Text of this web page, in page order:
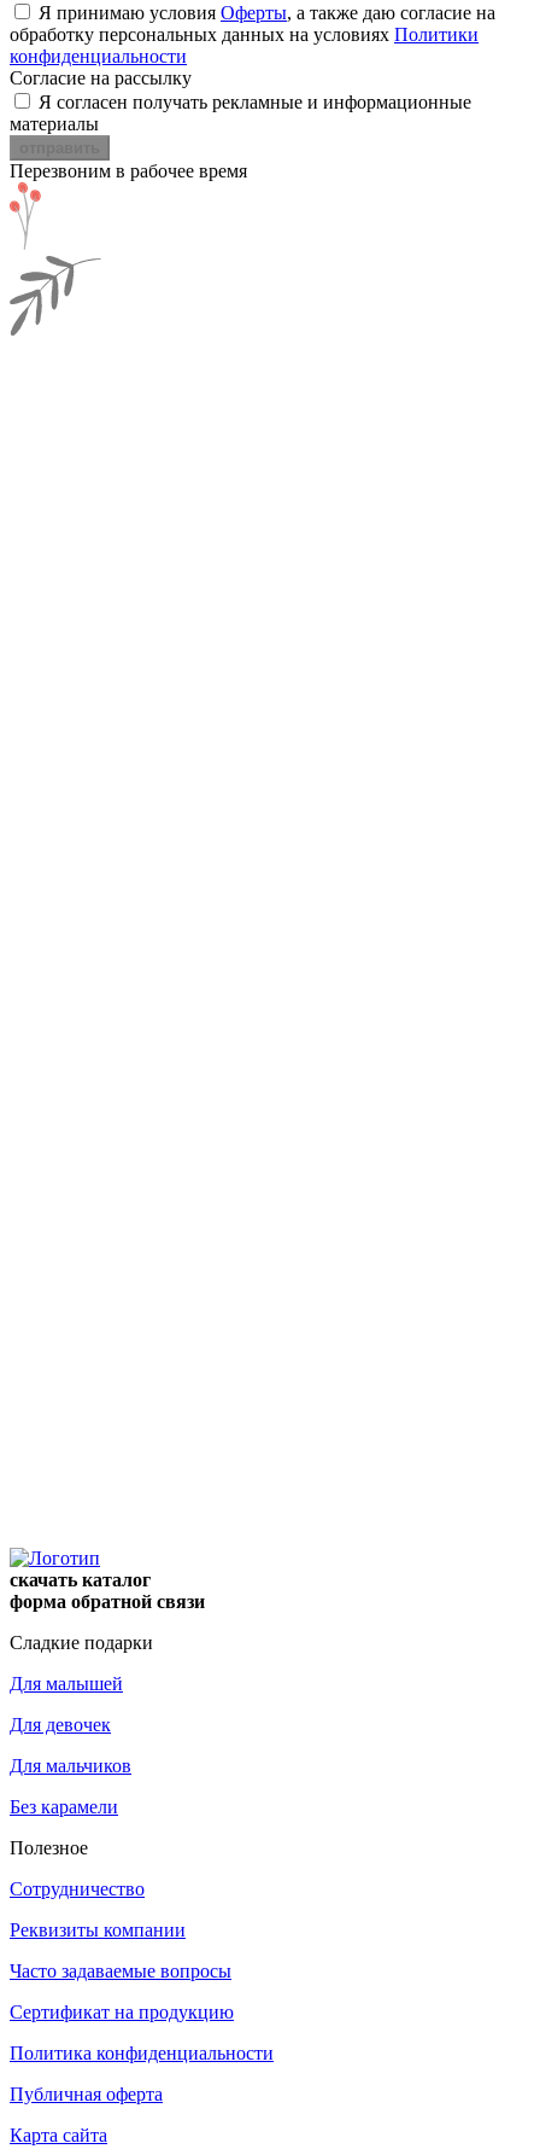
Я принимаю условия Оферты, а также даю согласие на
обработку персональных данных на условиях Политики
конфиденциальности
Согласие на рассылку
Я согласен получать рекламные и информационные
материалы
Перезвоним в рабочее время
скачать каталог
форма обратной связи
Сладкие подарки
Для малышей
Для девочек
Для мальчиков
Без карамели
Полезное
Сотрудничество
Реквизиты компании
Часто задаваемые вопросы
Сертификат на продукцию
Политика конфиденциальности
Публичная оферта
Карта сайта